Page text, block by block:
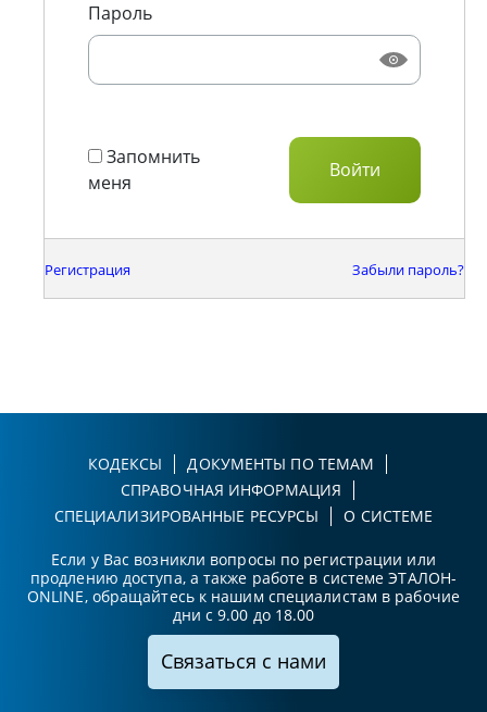
Пароль
Запомнить
меня
Регистрация Забыли пароль?
КОДЕКСЫ
ДОКУМЕНТЫ ПО ТЕМАМ
СПРАВОЧНАЯ ИНФОРМАЦИЯ
СПЕЦИАЛИЗИРОВАННЫЕ РЕСУРСЫ
О СИСТЕМЕ
Если у Вас возникли вопросы по регистрации или
продлению доступа, а также работе в системе ЭТАЛОН-
ONLINE, обращайтесь к нашим специалистам в рабочие
дни с 9.00 до 18.00
Связаться с нами